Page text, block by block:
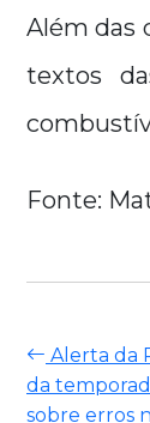
Além das
textos
Fonte:
Alerta da
da
sobre erros